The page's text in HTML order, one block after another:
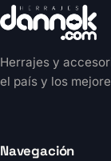
Herrajes y
el país y los
Navegación